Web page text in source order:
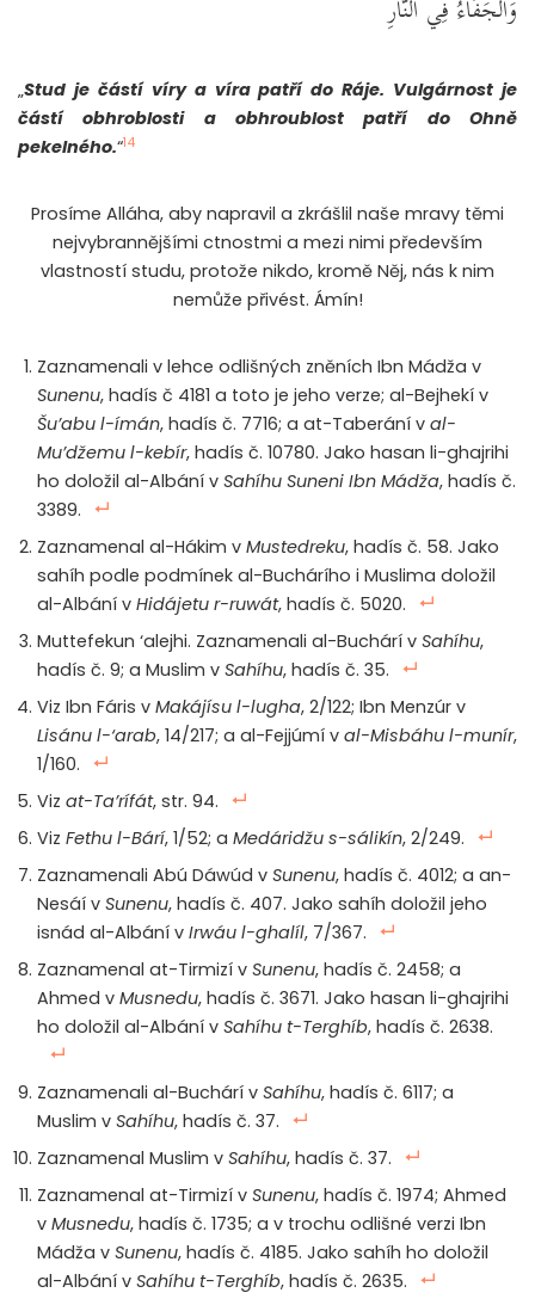
وَالْجَفَاءُ فِي النَّارِ
„Stud je částí víry a víra patří do Ráje. Vulgárnost je
částí obhroblosti a obhroublost patří do Ohně
pekelného.“14
Prosíme Alláha, aby napravil a zkrášlil naše mravy těmi
nejvybrannějšími ctnostmi a mezi nimi především
vlastností studu, protože nikdo, kromě Něj, nás k nim
nemůže přivést. Ámín!
Zaznamenali v lehce odlišných zněních Ibn Mádža v
Sunenu, hadís č 4181 a toto je jeho verze; al-Bejhekí v
Šu’abu l-ímán, hadís č. 7716; a at-Taberání v al-
Mu’džemu l-kebír, hadís č. 10780. Jako hasan li-ghajrihi
ho doložil al-Albání v Sahíhu Suneni Ibn Mádža, hadís č.
3389.
Zaznamenal al-Hákim v Mustedreku, hadís č. 58. Jako
sahíh podle podmínek al-Buchárího i Muslima doložil
al-Albání v Hidájetu r-ruwát, hadís č. 5020.
Muttefekun ‘alejhi. Zaznamenali al-Buchárí v Sahíhu,
hadís č. 9; a Muslim v Sahíhu, hadís č. 35.
Viz Ibn Fáris v Makájísu l-lugha, 2/122; Ibn Menzúr v
Lisánu l-‘arab, 14/217; a al-Fejjúmí v al-Misbáhu l-munír,
1/160.
Viz at-Ta’rífát, str. 94.
Viz Fethu l-Bárí, 1/52; a Medáridžu s-sálikín, 2/249.
Zaznamenali Abú Dáwúd v Sunenu, hadís č. 4012; a an-
Nesáí v Sunenu, hadís č. 407. Jako sahíh doložil jeho
isnád al-Albání v Irwáu l-ghalíl, 7/367.
Zaznamenal at-Tirmizí v Sunenu, hadís č. 2458; a
Ahmed v Musnedu, hadís č. 3671. Jako hasan li-ghajrihi
ho doložil al-Albání v Sahíhu t-Terghíb, hadís č. 2638.
Zaznamenali al-Buchárí v Sahíhu, hadís č. 6117; a
Muslim v Sahíhu, hadís č. 37.
Zaznamenal Muslim v Sahíhu, hadís č. 37.
Zaznamenal at-Tirmizí v Sunenu, hadís č. 1974; Ahmed
v Musnedu, hadís č. 1735; a v trochu odlišné verzi Ibn
Mádža v Sunenu, hadís č. 4185. Jako sahíh ho doložil
al-Albání v Sahíhu t-Terghíb, hadís č. 2635.